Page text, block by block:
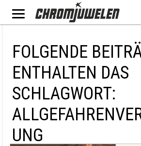
FOLGENDE
ENTHALTEN DAS
SCHLAGWORT:
UNG